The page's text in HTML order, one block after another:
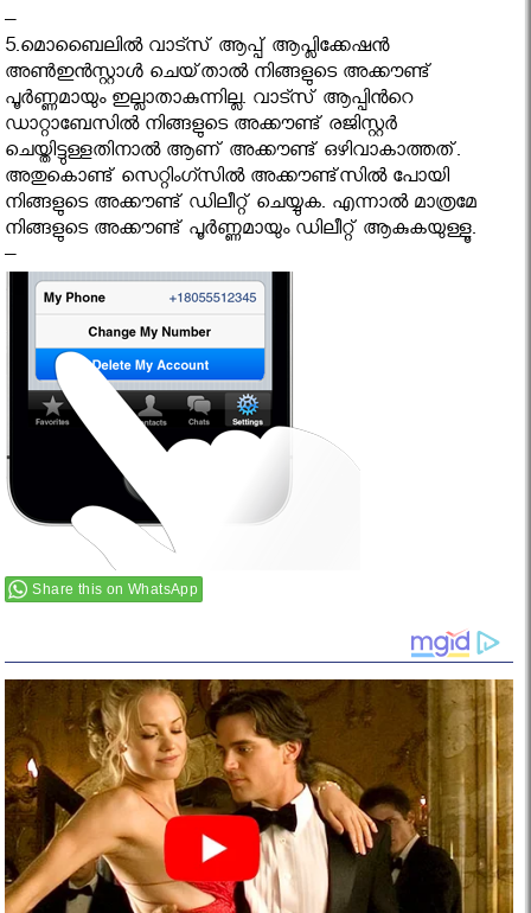
–
5.മൊബൈലിൽ വാട്സ് ആപ്പ് ആപ്ലിക്കേഷൻ
അണ്‍ഇൻസ്റ്റാൾ ചെയ്‌താൽ നിങ്ങളുടെ അക്കൗണ്ട്
പൂർണ്ണമായും ഇല്ലാതാകുന്നില്ല. വാട്സ് ആപ്പിൻറെ
ഡാറ്റാബേസിൽ നിങ്ങളുടെ അക്കൗണ്ട് രജിസ്റ്റർ
ചെയ്തിട്ടുള്ളതിനാൽ ആണ് അക്കൗണ്ട് ഒഴിവാകാത്തത്.
അതുകൊണ്ട് സെറ്റിംഗ്സിൽ അക്കൗണ്ട്സിൽ പോയി
നിങ്ങളുടെ അക്കൗണ്ട് ഡിലീറ്റ് ചെയ്യുക. എന്നാൽ മാത്രമേ
നിങ്ങളുടെ അക്കൗണ്ട് പൂർണ്ണമായും ഡിലീറ്റ് ആകുകയുള്ളൂ.
–
Share this on WhatsApp